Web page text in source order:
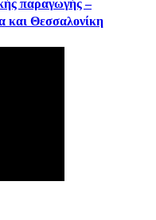
παραγωγής –
και Θεσσαλονίκη